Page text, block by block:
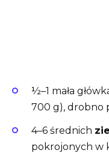
½–1 mała
700 g), drobno
4–6 średnich
pokrojonych w